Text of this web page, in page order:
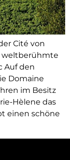
Cité von
weltberühmte
Auf den
Domaine
im Besitz
Hèlene das
einen schöne